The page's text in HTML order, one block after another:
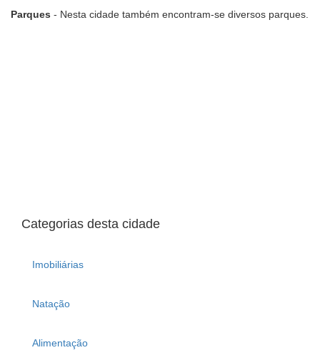
Parques - Nesta cidade também encontram-se diversos parques.
Categorias desta cidade
Imobiliárias
Natação
Alimentação